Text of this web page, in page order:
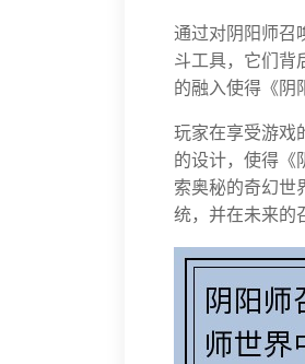
通过对阴阳师召
斗工具，它们背
的融入使得《阴
玩家在享受游戏
的设计，使得《
索奥秘的奇幻世
统，并在未来的